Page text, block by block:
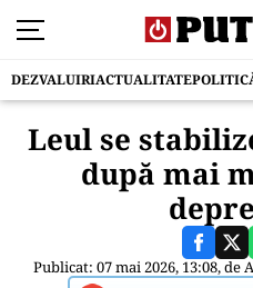
DEZVALUIRIACTUALITATE
Leul se
după mai
Publicat: 07 mai 2026, 13:08, de